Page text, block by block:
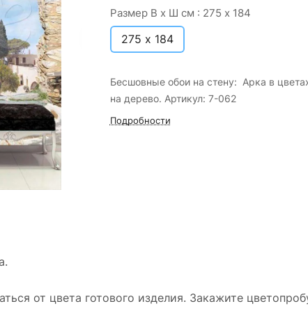
Размер В х Ш см : 275 х 184
275 х 184
Бесшовные обои на стену: Арка в
на дерево. Артикул: 7-062
Подробности
от цвета готового изделия. Закажите